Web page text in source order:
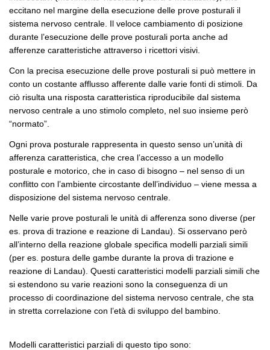
eccitano nel margine della esecuzione delle prove posturali il
sistema nervoso centrale. Il veloce cambiamento di posizione
durante l’esecuzione delle prove posturali porta anche ad
afferenze caratteristiche attraverso i ricettori visivi.
Con la precisa esecuzione delle prove posturali si può mettere in
conto un costante afflusso afferente dalle varie fonti di stimoli. Da
ciò risulta una risposta caratteristica riproducibile dal sistema
nervoso centrale a uno stimolo completo, nel suo insieme però
“normato”.
Ogni prova posturale rappresenta in questo senso un’unità di
afferenza caratteristica, che crea l’accesso a un modello
posturale e motorico, che in caso di bisogno – nel senso di un
conflitto con l’ambiente circostante dell’individuo – viene messa a
disposizione del sistema nervoso centrale.
Nelle varie prove posturali le unità di afferenza sono diverse (per
es. prova di trazione e reazione di Landau). Si osservano però
all’interno della reazione globale specifica modelli parziali simili
(per es. postura delle gambe durante la prova di trazione e
reazione di Landau). Questi caratteristici modelli parziali simili che
si estendono su varie reazioni sono la conseguenza di un
processo di coordinazione del sistema nervoso centrale, che sta
in stretta correlazione con l’età di sviluppo del bambino.
Modelli caratteristici parziali di questo tipo sono: